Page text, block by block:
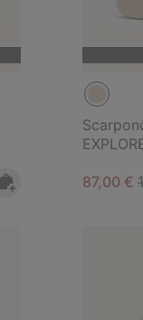
Sale
87,00 €